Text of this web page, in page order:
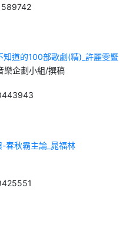
知道的100部歌劇(精)_許麗雯暨
樂企劃小組/撰稿
-春秋霸主論_晁福林